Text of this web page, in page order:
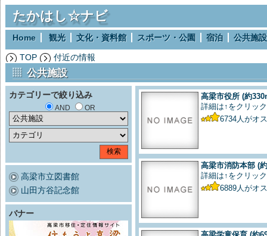
たかはし☆ナビ
Home 観光 文化・資料館 スポーツ・公園 宿泊 公共施設
TOP 付近の情報
公共施設
カテゴリーで絞り込み
AND OR
高梁市立図書館
山田方谷記念館
バナー
高梁市役所 (約
詳細は↑をクリック
6734 人がオ
高梁市消防本部 (
詳細は↑をクリック
6889 人がオ
高梁学童保育 (約